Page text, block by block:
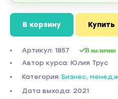
В корзину Купить
Артикул: 1857 В наличии
Автор курса: Юлия Трус
Категория: Бизнес,
Дата выхода: 2021